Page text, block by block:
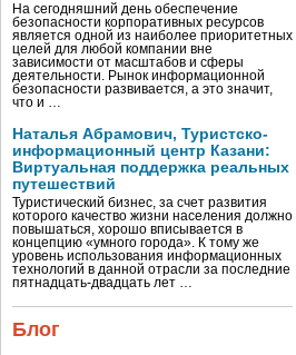
На сегодняшний день обеспечение
безопасности корпоративных ресурсов
является одной из наиболее приоритетных
целей для любой компании вне
зависимости от масштабов и сферы
деятельности. Рынок информационной
безопасности развивается, а это значит,
что и …
Наталья Абрамович, Туристско-
информационный центр Казани:
Виртуальная поддержка реальных
путешествий
Туристический бизнес, за счет развития
которого качество жизни населения должно
повышаться, хорошо вписывается в
концепцию «умного города». К тому же
уровень использования информационных
технологий в данной отрасли за последние
пятнадцать-двадцать лет …
Блог